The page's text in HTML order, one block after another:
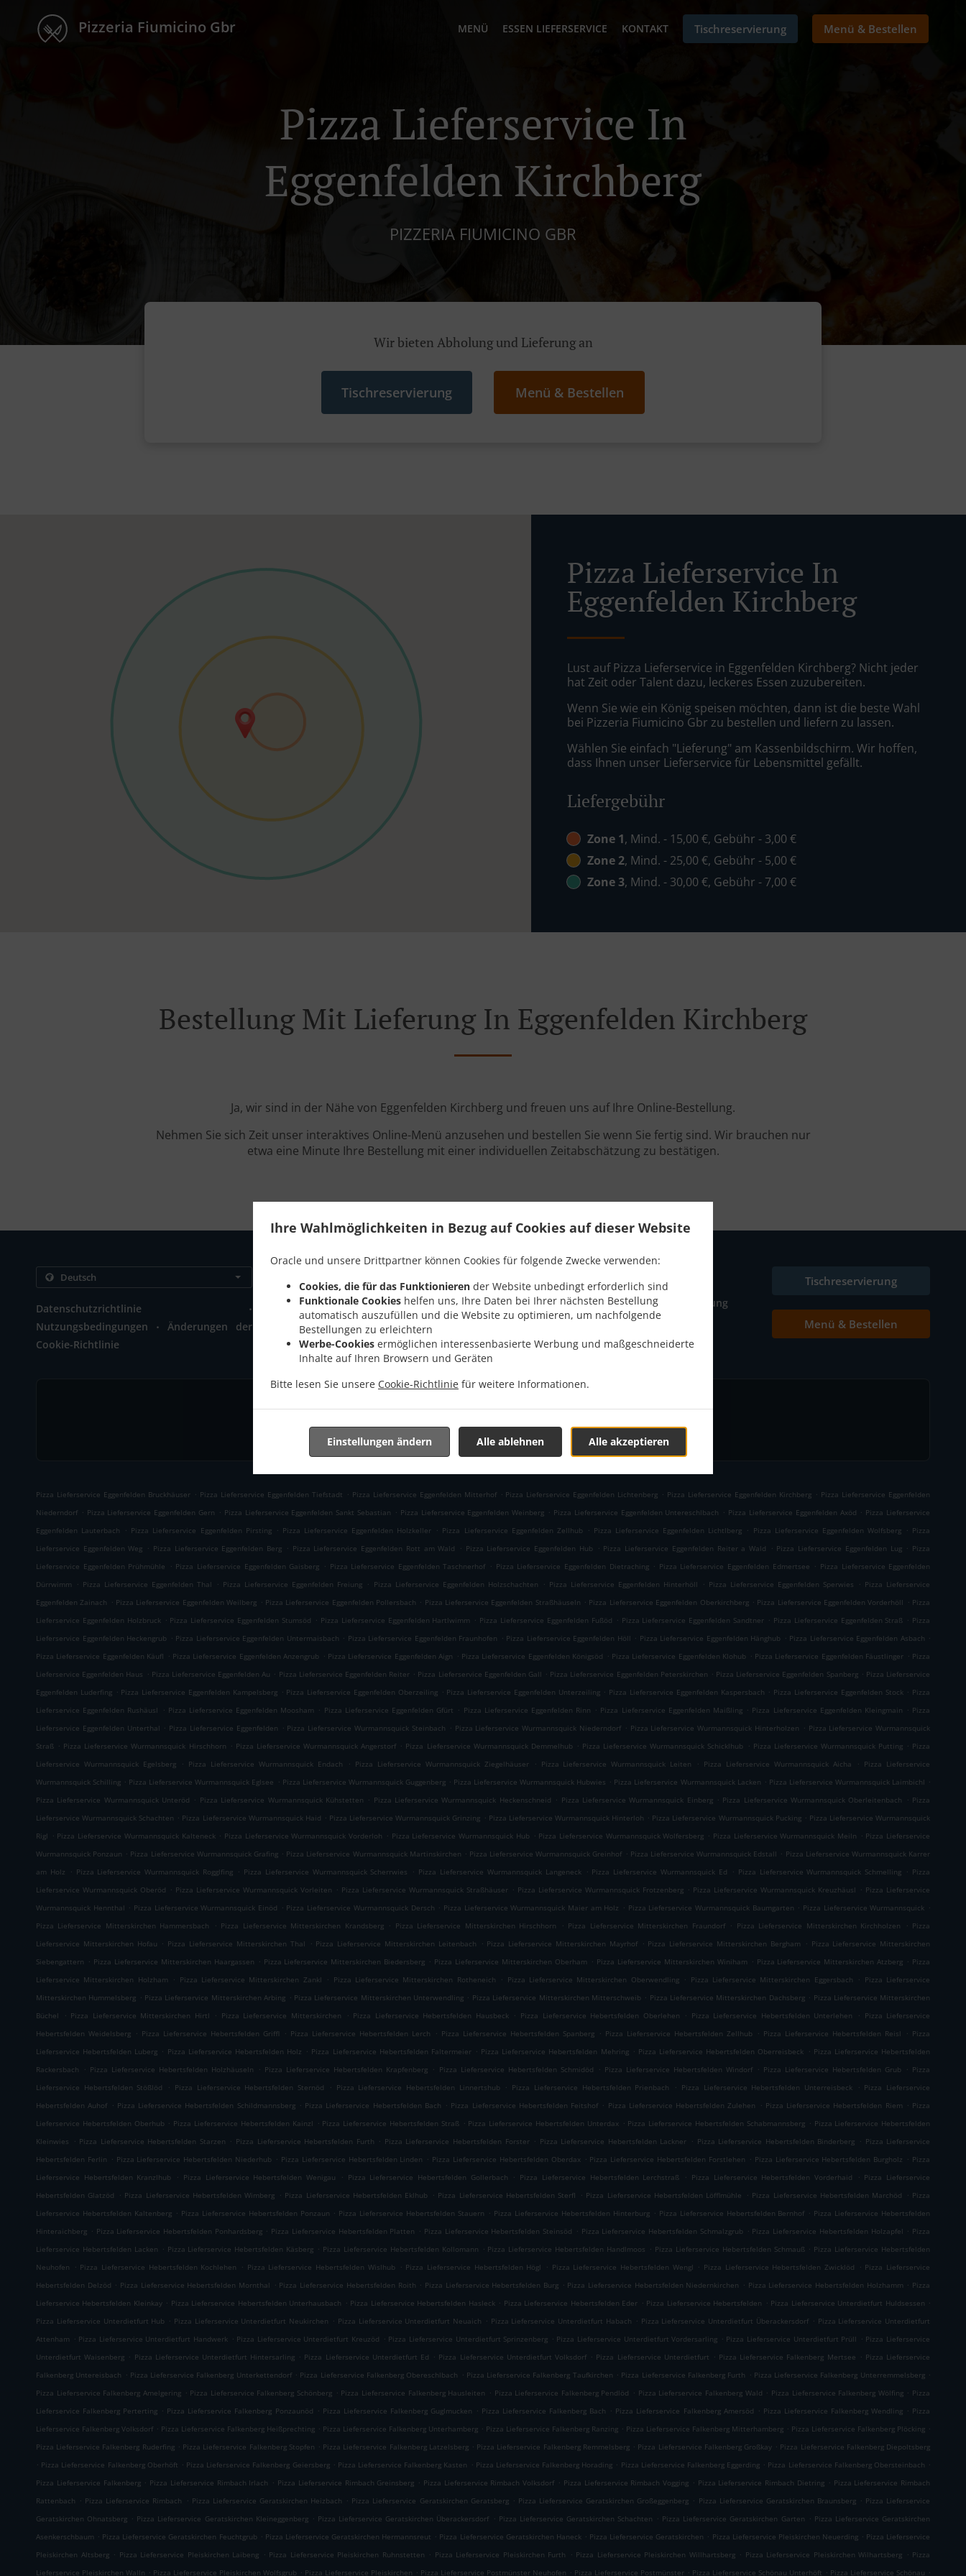
Ihre Wahlmöglichkeiten in Bezug auf Cookies auf dieser Website
Oracle und unsere Drittpartner können Cookies für folgende Zwecke verwenden:
Cookies, die für das Funktionieren der Website unbedingt erforderlich sind
Funktionale Cookies helfen uns, Ihre Daten bei Ihrer nächsten Bestellung
automatisch auszufüllen und die Website zu optimieren, um nachfolgende
Bestellungen zu erleichtern
Werbe-Cookies ermöglichen interessenbasierte Werbung und maßgeschneiderte
Inhalte auf Ihren Browsern und Geräten
Bitte lesen Sie unsere Cookie-Richtlinie für weitere Informationen.
Alle akzeptieren
Alle ablehnen
Einstellungen ändern
Pizzeria Fiumicino Gbr MENÜ ESSEN LIEFERSERVICE KONTAKT Tischreservierung Menü & Bestellen
Pizza Lieferservice In
Eggenfelden Kirchberg
PIZZERIA FIUMICINO GBR
Wir bieten Abholung und Lieferung an
Tischreservierung Menü & Bestellen
Pizza Lieferservice In
Eggenfelden Kirchberg
Lust auf Pizza Lieferservice in Eggenfelden Kirchberg? Nicht jeder
hat Zeit oder Talent dazu, leckeres Essen zuzubereiten.
Wenn Sie wie ein König speisen möchten, dann ist die beste Wahl
bei Pizzeria Fiumicino Gbr zu bestellen und liefern zu lassen.
Wählen Sie einfach "Lieferung" am Kassenbildschirm. Wir hoffen,
dass Ihnen unser Lieferservice für Lebensmittel gefällt.
Liefergebühr
Zone 1, Mind. - 15,00 €, Gebühr - 3,00 €
Zone 2, Mind. - 25,00 €, Gebühr - 5,00 €
Zone 3, Mind. - 30,00 €, Gebühr - 7,00 €
Bestellung Mit Lieferung In Eggenfelden Kirchberg
Ja, wir sind in der Nähe von Eggenfelden Kirchberg und freuen uns auf Ihre Online-Bestellung.
Nehmen Sie sich Zeit unser interaktives Online-Menü anzusehen und bestellen Sie wenn Sie fertig sind. Wir brauchen nur
etwa eine Minute Ihre Bestellung mit einer individuellen Zeitabschätzung zu bestätigen.
Datenschutzrichtlinie .
Nutzungsbedingungen .
Änderungen der
Cookie-Richtlinie
Zainach 1, 84307 Eggenfelden, Germany
+49 8721 1618
Menü
Tischreservierung
Im Voraus bestellen
Tischreservierung
Menü & Bestellen
Pizza Lieferservice Eggenfelden Bruckhäuser . Pizza Lieferservice Eggenfelden Tiefstadt . Pizza Lieferservice Eggenfelden Mitterhof . Pizza Lieferservice Eggenfelden Lichtenberg . Pizza Lieferservice Eggenfelden Kirchberg . Pizza Lieferservice Eggenfelden
Niederndorf . Pizza Lieferservice Eggenfelden Gern . Pizza Lieferservice Eggenfelden Sankt Sebastian . Pizza Lieferservice Eggenfelden Weinberg . Pizza Lieferservice Eggenfelden Untereschlbach . Pizza Lieferservice Eggenfelden Axöd . Pizza Lieferservice
Eggenfelden Lauterbach
. Pizza Lieferservice Eggenfelden Pirsting . Pizza Lieferservice Eggenfelden Holzkeller . Pizza Lieferservice Eggenfelden Zellhub . Pizza Lieferservice Eggenfelden Lichtlberg . Pizza Lieferservice Eggenfelden Wolfsberg . Pizza
Lieferservice Eggenfelden Weg . Pizza Lieferservice Eggenfelden Berg . Pizza Lieferservice Eggenfelden Rott am Wald . Pizza Lieferservice Eggenfelden Hub . Pizza Lieferservice Eggenfelden Reiter a Wald . Pizza Lieferservice Eggenfelden Lug . Pizza
Lieferservice Eggenfelden Prühmühle
. Pizza Lieferservice Eggenfelden Gaisberg . Pizza Lieferservice Eggenfelden Taschnerhof . Pizza Lieferservice Eggenfelden Dietraching . Pizza Lieferservice Eggenfelden Edmertsee . Pizza Lieferservice Eggenfelden
Dürrwimm
. Pizza Lieferservice Eggenfelden Thal . Pizza Lieferservice Eggenfelden Freiung . Pizza Lieferservice Eggenfelden Holzschachten . Pizza Lieferservice Eggenfelden Hinterhöll . Pizza Lieferservice Eggenfelden Sperwies . Pizza Lieferservice
Eggenfelden Zainach . Pizza Lieferservice Eggenfelden Weilberg . Pizza Lieferservice Eggenfelden Pollersbach . Pizza Lieferservice Eggenfelden Straßhäuseln . Pizza Lieferservice Eggenfelden Oberkirchberg . Pizza Lieferservice Eggenfelden Vorderhöll . Pizza
Lieferservice Eggenfelden Holzbruck . Pizza Lieferservice Eggenfelden Stumsöd . Pizza Lieferservice Eggenfelden Hartlwimm . Pizza Lieferservice Eggenfelden Fußöd . Pizza Lieferservice Eggenfelden Sandtner . Pizza Lieferservice Eggenfelden Straß . Pizza
Lieferservice Eggenfelden Heckengrub . Pizza Lieferservice Eggenfelden Untermaisbach . Pizza Lieferservice Eggenfelden Fraunhofen . Pizza Lieferservice Eggenfelden Höll . Pizza Lieferservice Eggenfelden Hänghub . Pizza Lieferservice Eggenfelden Asbach .
Pizza Lieferservice Eggenfelden Käufl . Pizza Lieferservice Eggenfelden Anzengrub . Pizza Lieferservice Eggenfelden Aign . Pizza Lieferservice Eggenfelden Königsöd . Pizza Lieferservice Eggenfelden Klohub . Pizza Lieferservice Eggenfelden Fäustlinger . Pizza
Lieferservice Eggenfelden Haus . Pizza Lieferservice Eggenfelden Au . Pizza Lieferservice Eggenfelden Reiter . Pizza Lieferservice Eggenfelden Gall . Pizza Lieferservice Eggenfelden Peterskirchen . Pizza Lieferservice Eggenfelden Spanberg . Pizza Lieferservice
Eggenfelden Luderfing . Pizza Lieferservice Eggenfelden Kampelsberg . Pizza Lieferservice Eggenfelden Oberzeiling . Pizza Lieferservice Eggenfelden Unterzeiling . Pizza Lieferservice Eggenfelden Kaspersbach . Pizza Lieferservice Eggenfelden Stock . Pizza
Lieferservice Eggenfelden Rushäusl
. Pizza Lieferservice Eggenfelden Moosham . Pizza Lieferservice Eggenfelden Gfürt . Pizza Lieferservice Eggenfelden Rinn . Pizza Lieferservice Eggenfelden Maißling . Pizza Lieferservice Eggenfelden Kleingmain . Pizza
Lieferservice Eggenfelden Unterthal . Pizza Lieferservice Eggenfelden . Pizza Lieferservice Wurmannsquick Steinbach . Pizza Lieferservice Wurmannsquick Niederndorf . Pizza Lieferservice Wurmannsquick Hinterholzen . Pizza Lieferservice Wurmannsquick
Straß . Pizza Lieferservice Wurmannsquick Hirschhorn . Pizza Lieferservice Wurmannsquick Angerstorf . Pizza Lieferservice Wurmannsquick Demmelhub . Pizza Lieferservice Wurmannsquick Schicklhub . Pizza Lieferservice Wurmannsquick Putting . Pizza
Lieferservice Wurmannsquick Egelsberg
. Pizza Lieferservice Wurmannsquick Endach . Pizza Lieferservice Wurmannsquick Ziegelhäuser . Pizza Lieferservice Wurmannsquick Leiten . Pizza Lieferservice Wurmannsquick Aicha . Pizza Lieferservice
Wurmannsquick Schilling . Pizza Lieferservice Wurmannsquick Eglsee . Pizza Lieferservice Wurmannsquick Guggenberg . Pizza Lieferservice Wurmannsquick Hubwies . Pizza Lieferservice Wurmannsquick Lacken . Pizza Lieferservice Wurmannsquick Laimbichl .
Pizza Lieferservice Wurmannsquick Unteröd . Pizza Lieferservice Wurmannsquick Kühstetten . Pizza Lieferservice Wurmannsquick Heckenschneid . Pizza Lieferservice Wurmannsquick Einberg . Pizza Lieferservice Wurmannsquick Oberleitenbach . Pizza
Lieferservice Wurmannsquick Schachten . Pizza Lieferservice Wurmannsquick Haid . Pizza Lieferservice Wurmannsquick Grinzing . Pizza Lieferservice Wurmannsquick Hinterloh . Pizza Lieferservice Wurmannsquick Pucking . Pizza Lieferservice Wurmannsquick
Rigl . Pizza Lieferservice Wurmannsquick Kalteneck . Pizza Lieferservice Wurmannsquick Vorderloh . Pizza Lieferservice Wurmannsquick Hub . Pizza Lieferservice Wurmannsquick Wolfersberg . Pizza Lieferservice Wurmannsquick Meiln . Pizza Lieferservice
Wurmannsquick Ponzaun . Pizza Lieferservice Wurmannsquick Grafing . Pizza Lieferservice Wurmannsquick Martinskirchen . Pizza Lieferservice Wurmannsquick Greinhof . Pizza Lieferservice Wurmannsquick Edstall . Pizza Lieferservice Wurmannsquick Karrer
am Holz
. Pizza Lieferservice Wurmannsquick Rogglfing . Pizza Lieferservice Wurmannsquick Scherrwies . Pizza Lieferservice Wurmannsquick Langeneck . Pizza Lieferservice Wurmannsquick Ed . Pizza Lieferservice Wurmannsquick Schmelling . Pizza
Lieferservice Wurmannsquick Oberöd . Pizza Lieferservice Wurmannsquick Vorleiten . Pizza Lieferservice Wurmannsquick Straßhäuser . Pizza Lieferservice Wurmannsquick Frotzenberg . Pizza Lieferservice Wurmannsquick Kreuzhäusl . Pizza Lieferservice
Wurmannsquick Hennthal . Pizza Lieferservice Wurmannsquick Einöd . Pizza Lieferservice Wurmannsquick Dersch . Pizza Lieferservice Wurmannsquick Maier am Holz . Pizza Lieferservice Wurmannsquick Baumgarten . Pizza Lieferservice Wurmannsquick .
Pizza Lieferservice Mitterskirchen Hammersbach
. Pizza Lieferservice Mitterskirchen Krandsberg . Pizza Lieferservice Mitterskirchen Hirschhorn . Pizza Lieferservice Mitterskirchen Fraundorf . Pizza Lieferservice Mitterskirchen Kirchholzen . Pizza
Lieferservice Mitterskirchen Hofau . Pizza Lieferservice Mitterskirchen Thal . Pizza Lieferservice Mitterskirchen Leitenbach . Pizza Lieferservice Mitterskirchen Mayrhof . Pizza Lieferservice Mitterskirchen Bergham . Pizza Lieferservice Mitterskirchen
Siebengattern . Pizza Lieferservice Mitterskirchen Haargassen . Pizza Lieferservice Mitterskirchen Biedersberg . Pizza Lieferservice Mitterskirchen Oberham . Pizza Lieferservice Mitterskirchen Winiham . Pizza Lieferservice Mitterskirchen Atzberg . Pizza
Lieferservice Mitterskirchen Holzham
. Pizza Lieferservice Mitterskirchen Zankl . Pizza Lieferservice Mitterskirchen Rotheneich . Pizza Lieferservice Mitterskirchen Oberwendling . Pizza Lieferservice Mitterskirchen Eggersbach . Pizza Lieferservice
Mitterskirchen Hummelsberg . Pizza Lieferservice Mitterskirchen Arbing . Pizza Lieferservice Mitterskirchen Unterwendling . Pizza Lieferservice Mitterskirchen Mitterschweib . Pizza Lieferservice Mitterskirchen Dachsberg . Pizza Lieferservice Mitterskirchen
Büchel
. Pizza Lieferservice Mitterskirchen Hirtl . Pizza Lieferservice Mitterskirchen . Pizza Lieferservice Hebertsfelden Hausbeck . Pizza Lieferservice Hebertsfelden Oberlehen . Pizza Lieferservice Hebertsfelden Unterlehen . Pizza Lieferservice
Hebertsfelden Weidelsberg . Pizza Lieferservice Hebertsfelden Griffl . Pizza Lieferservice Hebertsfelden Lerch . Pizza Lieferservice Hebertsfelden Spanberg . Pizza Lieferservice Hebertsfelden Zellhub . Pizza Lieferservice Hebertsfelden Reisl . Pizza
Lieferservice Hebertsfelden Luberg . Pizza Lieferservice Hebertsfelden Holz . Pizza Lieferservice Hebertsfelden Faltermeier . Pizza Lieferservice Hebertsfelden Mehring . Pizza Lieferservice Hebertsfelden Oberreisbeck . Pizza Lieferservice Hebertsfelden
Rackersbach
. Pizza Lieferservice Hebertsfelden Holzhäuseln . Pizza Lieferservice Hebertsfelden Krapfenberg . Pizza Lieferservice Hebertsfelden Schmidöd . Pizza Lieferservice Hebertsfelden Windorf . Pizza Lieferservice Hebertsfelden Grub . Pizza
Lieferservice Hebertsfelden Stößlöd
. Pizza Lieferservice Hebertsfelden Sternöd . Pizza Lieferservice Hebertsfelden Linnertshub . Pizza Lieferservice Hebertsfelden Prienbach . Pizza Lieferservice Hebertsfelden Unterreisbeck . Pizza Lieferservice
Hebertsfelden Auhof . Pizza Lieferservice Hebertsfelden Schildmannsberg . Pizza Lieferservice Hebertsfelden Bach . Pizza Lieferservice Hebertsfelden Feitshof . Pizza Lieferservice Hebertsfelden Zulehen . Pizza Lieferservice Hebertsfelden Riem . Pizza
Lieferservice Hebertsfelden Oberhub . Pizza Lieferservice Hebertsfelden Kainzl . Pizza Lieferservice Hebertsfelden Straß . Pizza Lieferservice Hebertsfelden Unterdax . Pizza Lieferservice Hebertsfelden Schabmannsberg . Pizza Lieferservice Hebertsfelden
Kleinwies
. Pizza Lieferservice Hebertsfelden Starzen . Pizza Lieferservice Hebertsfelden Furth . Pizza Lieferservice Hebertsfelden Forster . Pizza Lieferservice Hebertsfelden Lackner . Pizza Lieferservice Hebertsfelden Binderberg . Pizza Lieferservice
Hebertsfelden Ferlin . Pizza Lieferservice Hebertsfelden Niederhub . Pizza Lieferservice Hebertsfelden Linden . Pizza Lieferservice Hebertsfelden Oberdax . Pizza Lieferservice Hebertsfelden Forstlehen . Pizza Lieferservice Hebertsfelden Burgholz . Pizza
Lieferservice Hebertsfelden Kranzlhub
. Pizza Lieferservice Hebertsfelden Wenigau . Pizza Lieferservice Hebertsfelden Gollerbach . Pizza Lieferservice Hebertsfelden Lerchstraß . Pizza Lieferservice Hebertsfelden Vorderhaid . Pizza Lieferservice
Hebertsfelden Glatzöd
. Pizza Lieferservice Hebertsfelden Wimberg . Pizza Lieferservice Hebertsfelden Eklhub . Pizza Lieferservice Hebertsfelden Sterfl . Pizza Lieferservice Hebertsfelden Löfflmühle . Pizza Lieferservice Hebertsfelden Marchöd . Pizza
Lieferservice Hebertsfelden Kaltenberg . Pizza Lieferservice Hebertsfelden Ponzaun . Pizza Lieferservice Hebertsfelden Stauern . Pizza Lieferservice Hebertsfelden Hinterburg . Pizza Lieferservice Hebertsfelden Bernhof . Pizza Lieferservice Hebertsfelden
Hinteraichberg . Pizza Lieferservice Hebertsfelden Ponhardsberg . Pizza Lieferservice Hebertsfelden Platten . Pizza Lieferservice Hebertsfelden Steinsöd . Pizza Lieferservice Hebertsfelden Schmalzgrub . Pizza Lieferservice Hebertsfelden Holzapfel . Pizza
Lieferservice Hebertsfelden Lacken . Pizza Lieferservice Hebertsfelden Käsberg . Pizza Lieferservice Hebertsfelden Kollomann . Pizza Lieferservice Hebertsfelden Handlmoos . Pizza Lieferservice Hebertsfelden Schmauß . Pizza Lieferservice Hebertsfelden
Neuhofen
. Pizza Lieferservice Hebertsfelden Kochlehen . Pizza Lieferservice Hebertsfelden Wislhub . Pizza Lieferservice Hebertsfelden Högl . Pizza Lieferservice Hebertsfelden Wengl . Pizza Lieferservice Hebertsfelden Zwicklöd . Pizza Lieferservice
Hebertsfelden Delzöd . Pizza Lieferservice Hebertsfelden Mornthal . Pizza Lieferservice Hebertsfelden Roith . Pizza Lieferservice Hebertsfelden Burg . Pizza Lieferservice Hebertsfelden Niedernkirchen . Pizza Lieferservice Hebertsfelden Holzhamm . Pizza
Lieferservice Hebertsfelden Kleinkay . Pizza Lieferservice Hebertsfelden Unterhausbach . Pizza Lieferservice Hebertsfelden Hasleck . Pizza Lieferservice Hebertsfelden Eder . Pizza Lieferservice Hebertsfelden . Pizza Lieferservice Unterdietfurt Huldsessen .
Pizza Lieferservice Unterdietfurt Hub . Pizza Lieferservice Unterdietfurt Neukirchen . Pizza Lieferservice Unterdietfurt Neuaich . Pizza Lieferservice Unterdietfurt Habach . Pizza Lieferservice Unterdietfurt Überackersdorf . Pizza Lieferservice Unterdietfurt
Attenham . Pizza Lieferservice Unterdietfurt Handwerk . Pizza Lieferservice Unterdietfurt Kreuzöd . Pizza Lieferservice Unterdietfurt Sprinzenberg . Pizza Lieferservice Unterdietfurt Vordersarling . Pizza Lieferservice Unterdietfurt Prüll . Pizza Lieferservice
Unterdietfurt Waisenberg . Pizza Lieferservice Unterdietfurt Hintersarling . Pizza Lieferservice Unterdietfurt Ed . Pizza Lieferservice Unterdietfurt Volksdorf . Pizza Lieferservice Unterdietfurt . Pizza Lieferservice Falkenberg Mertsee . Pizza Lieferservice
Falkenberg Untereisbach . Pizza Lieferservice Falkenberg Unterkettendorf . Pizza Lieferservice Falkenberg Obereschlbach . Pizza Lieferservice Falkenberg Taufkirchen . Pizza Lieferservice Falkenberg Furth . Pizza Lieferservice Falkenberg Unterremmelsberg .
Pizza Lieferservice Falkenberg Amelgering . Pizza Lieferservice Falkenberg Schönberg . Pizza Lieferservice Falkenberg Hausleiten . Pizza Lieferservice Falkenberg Pendlöd . Pizza Lieferservice Falkenberg Wald . Pizza Lieferservice Falkenberg Wölfing . Pizza
Lieferservice Falkenberg Perterting . Pizza Lieferservice Falkenberg Ponzaunöd . Pizza Lieferservice Falkenberg Guglmucken . Pizza Lieferservice Falkenberg Bach . Pizza Lieferservice Falkenberg Amersöd . Pizza Lieferservice Falkenberg Wendling . Pizza
Lieferservice Falkenberg Volksdorf . Pizza Lieferservice Falkenberg Heißprechting . Pizza Lieferservice Falkenberg Unterhamberg . Pizza Lieferservice Falkenberg Ranzing . Pizza Lieferservice Falkenberg Mitterhamberg . Pizza Lieferservice Falkenberg Plöcking .
Pizza Lieferservice Falkenberg Ruderfing . Pizza Lieferservice Falkenberg Stopfen . Pizza Lieferservice Falkenberg Latzelsberg . Pizza Lieferservice Falkenberg Remmelsberg . Pizza Lieferservice Falkenberg Großkay . Pizza Lieferservice Falkenberg Diepoltsberg
. Pizza Lieferservice Falkenberg Oberhöft . Pizza Lieferservice Falkenberg Geiersberg . Pizza Lieferservice Falkenberg Kasten . Pizza Lieferservice Falkenberg Horading . Pizza Lieferservice Falkenberg Eggerding . Pizza Lieferservice Falkenberg Obersteinbach .
Pizza Lieferservice Falkenberg . Pizza Lieferservice Rimbach Irlach . Pizza Lieferservice Rimbach Greinsberg . Pizza Lieferservice Rimbach Volksdorf . Pizza Lieferservice Rimbach Vogging . Pizza Lieferservice Rimbach Dietring . Pizza Lieferservice Rimbach
Rattenbach . Pizza Lieferservice Rimbach . Pizza Lieferservice Geratskirchen Heizbach . Pizza Lieferservice Geratskirchen Geratsberg . Pizza Lieferservice Geratskirchen Großeggenberg . Pizza Lieferservice Geratskirchen Braunsberg . Pizza Lieferservice
Geratskirchen Ohnatsberg . Pizza Lieferservice Geratskirchen Kleineggenberg . Pizza Lieferservice Geratskirchen Überackersdorf . Pizza Lieferservice Geratskirchen Schachten . Pizza Lieferservice Geratskirchen Garten . Pizza Lieferservice Geratskirchen
Asenkerschbaum . Pizza Lieferservice Geratskirchen Feuchtgrub . Pizza Lieferservice Geratskirchen Hermannsreut . Pizza Lieferservice Geratskirchen Haneck . Pizza Lieferservice Geratskirchen . Pizza Lieferservice Pleiskirchen Neuerding . Pizza Lieferservice
Pleiskirchen Altsberg . Pizza Lieferservice Pleiskirchen Laibeng . Pizza Lieferservice Pleiskirchen Ruhnstetten . Pizza Lieferservice Pleiskirchen Furth . Pizza Lieferservice Pleiskirchen Willhartsberg . Pizza Lieferservice Pleiskirchen Wilhartsberg . Pizza
Lieferservice Pleiskirchen Walln . Pizza Lieferservice Pleiskirchen Wolfsgrub . Pizza Lieferservice Pleiskirchen . Pizza Lieferservice Postmünster Neuhofen . Pizza Lieferservice Postmünster . Pizza Lieferservice Schönau Unterhöft . Pizza Lieferservice Schönau .